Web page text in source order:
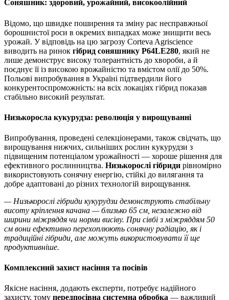
Соняшник: здоровий, урожайний, високоолійний
Відомо, що швидке поширення та зміну рас несправжньої
борошнистої роси в окремих випадках може знищити весь
урожай. У відповідь на цю загрозу Corteva Agriscience
виводить на ринок гібрид соняшнику P64LE280, який не
лише демонструє високу толерантність до хвороби, а й
поєднує її із високою врожайністю та вмістом олії до 50%.
Польові випробування в Україні підтвердили його
конкурентоспроможність: на всіх локаціях гібрид показав
стабільно високий результат.
Низькоросла кукурудза: революція у вирощуванні
Випробування, проведені селекціонерами, також свідчать, що
вирощування нижчих, сильніших рослин кукурудзи з
підвищеним потенціалом урожайності — хороше рішення для
ефективного рослинництва. Низькорослі гібриди рівномірно
використовують сонячну енергію, стійкі до вилягання та
добре адаптовані до різних технологій вирощування.
— Низькорослі гібриди кукурудзи демонструють стабільну
висоту кріплення качана — близько 65 см, незалежно від
ширини міжряддя чи норми висіву. При сівбі з міжряддям 50
см вони ефективно перехоплюють сонячну радіацію, як і
традиційні гібриди, але можуть використовувати її ще
продуктивніше.
Комплексний захист насіння та посівів
Якісне насіння, додають експерти, потребує надійного
захисту, тому передпосівна системна обробка — важливий